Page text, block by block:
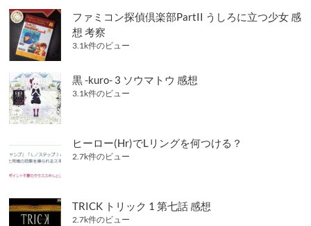
ファミコン探偵倶楽部PartII うしろに立つ少女 感
想 考察
3.1k件のビュー
黒 -kuro- 3 ソウマトウ 感想
3.1k件のビュー
ヒーロー(Hr)でLリングを何つける？
2.7k件のビュー
TRICK トリック 1 第七話 感想
2.7k件のビュー